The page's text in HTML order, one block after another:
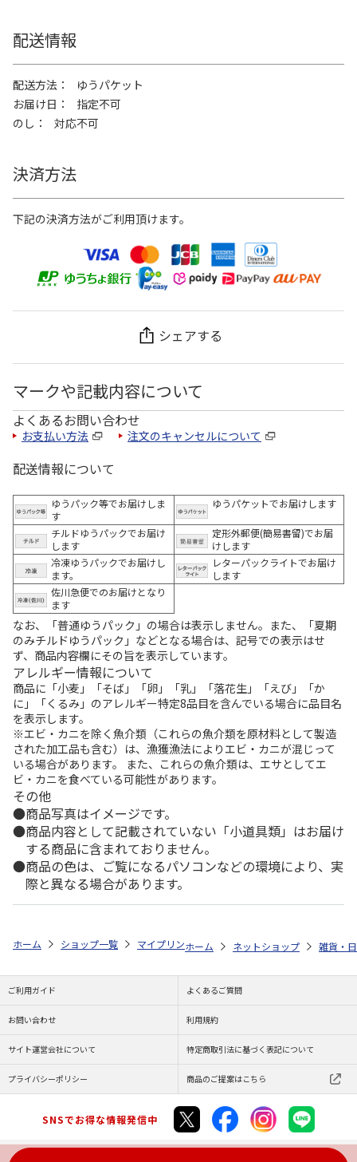
配送情報
配送方法
ゆうパケット
お届け日
指定不可
のし
対応不可
決済方法
下記の決済方法がご利用頂けます。
シェアする
マークや記載内容について
よくあるお問い合わせ
お支払い方法 注文のキャンセルについて
配送情報について
ゆうパック等でお届けしま
す
ゆうパケットでお届けします
チルドゆうパックでお届け
します
定形外郵便(簡易書留)でお届
けします
冷凍ゆうパックでお届けし
ます。
レターパックライトでお届け
します
佐川急便でのお届けとなり
ます
なお、「普通ゆうパック」の場合は表示しません。また、「夏期
のみチルドゆうパック」などとなる場合は、記号での表示はせ
ず、商品内容欄にその旨を表示しています。
アレルギー情報について
商品に「小麦」「そば」「卵」「乳」「落花生」「えび」「か
に」「くるみ」のアレルギー特定8品目を含んでいる場合に品目名
を表示します。
※エビ・カニを除く魚介類（これらの魚介類を原材料として製造
された加工品も含む）は、漁獲漁法によりエビ・カニが混じって
いる場合があります。 また、これらの魚介類は、エサとしてエ
ビ・カニを食べている可能性があります。
その他
商品写真はイメージです。
商品内容として記載されていない「小道具類」はお届け
する商品に含まれておりません。
商品の色は、ご覧になるパソコンなどの環境により、実
際と異なる場合があります。
ホーム ショップ一覧 マイプリント カーステッカー【だれ猫<307>
ホーム ネットショップ 雑貨・
ご利用ガイド よくあるご質問
お問い合わせ 利用規約
サイト運営会社について 特定商取引法に基づく表記について
プライバシーポリシー 商品のご提案はこちら
SNSでお得な情報発信中